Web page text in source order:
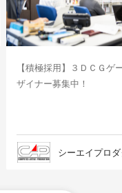
【積極採用】３ＤＣＧゲ
ザイナー募集中！
シーエイプロ